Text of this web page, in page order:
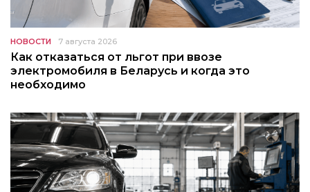
НОВОСТИ 7 августа 2026
Как отказаться от льгот при ввозе
электромобиля в Беларусь и когда это
необходимо